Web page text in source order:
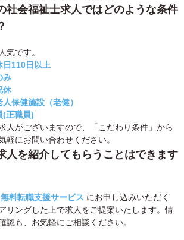
社会福祉士求人ではどのような条件
気です。
日110日以上
み
休
保健施設（老健）
(正職員)
人がございますので、「こだわり条件」から
軽にお問い合わせください。
人を紹介してもらうことはできます
無料転職支援サービス にお申し込みいただく
リングした上で求人をご提案いたします。情
認も、お気軽にご相談ください。